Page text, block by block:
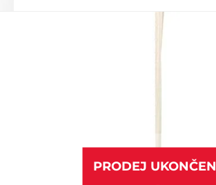
PRODEJ UKONČEN